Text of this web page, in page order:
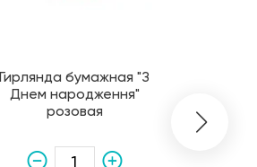
Гирлянда бумажная "З
Днем народження"
розовая